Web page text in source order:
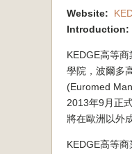
Website:
Introduction:
KEDGE高等
學院，波爾多
(Euromed
2013年9月正
將在歐洲以外
KEDGE高等